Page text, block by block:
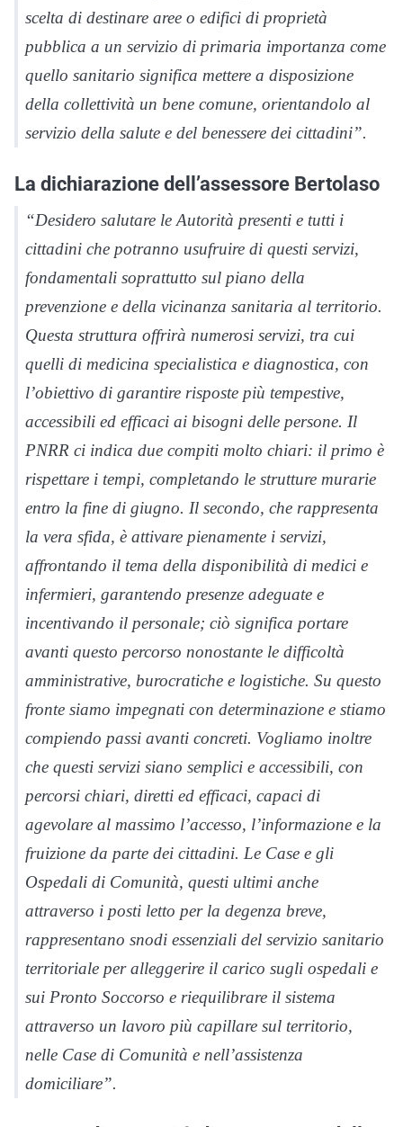
scelta di destinare aree o edifici di proprietà
pubblica a un servizio di primaria importanza come
quello sanitario significa mettere a disposizione
della collettività un bene comune, orientandolo al
servizio della salute e del benessere dei cittadini”.
La dichiarazione dell’assessore Bertolaso
“Desidero salutare le Autorità presenti e tutti i
cittadini che potranno usufruire di questi servizi,
fondamentali soprattutto sul piano della
prevenzione e della vicinanza sanitaria al territorio.
Questa struttura offrirà numerosi servizi, tra cui
quelli di medicina specialistica e diagnostica, con
l’obiettivo di garantire risposte più tempestive,
accessibili ed efficaci ai bisogni delle persone. Il
PNRR ci indica due compiti molto chiari: il primo è
rispettare i tempi, completando le strutture murarie
entro la fine di giugno. Il secondo, che rappresenta
la vera sfida, è attivare pienamente i servizi,
affrontando il tema della disponibilità di medici e
infermieri, garantendo presenze adeguate e
incentivando il personale; ciò significa portare
avanti questo percorso nonostante le difficoltà
amministrative, burocratiche e logistiche. Su questo
fronte siamo impegnati con determinazione e stiamo
compiendo passi avanti concreti. Vogliamo inoltre
che questi servizi siano semplici e accessibili, con
percorsi chiari, diretti ed efficaci, capaci di
agevolare al massimo l’accesso, l’informazione e la
fruizione da parte dei cittadini. Le Case e gli
Ospedali di Comunità, questi ultimi anche
attraverso i posti letto per la degenza breve,
rappresentano snodi essenziali del servizio sanitario
territoriale per alleggerire il carico sugli ospedali e
sui Pronto Soccorso e riequilibrare il sistema
attraverso un lavoro più capillare sul territorio,
nelle Case di Comunità e nell’assistenza
domiciliare”.